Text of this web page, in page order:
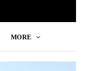
MORE